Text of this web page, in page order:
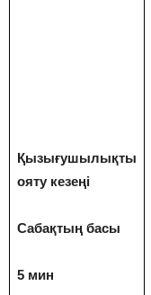
Қызығушылықты
ояту кезеңі
Сабақтың басы
5 мин